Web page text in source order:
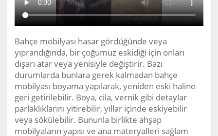
Bahçe mobilyası hasar gördüğünde veya
yıprandığında, bir çoğumuz eskidiği için onları
dışarı atar veya yenisiyle değiştirir. Bazı
durumlarda bunlara gerek kalmadan bahçe
mobilyası boyama yapılarak, yeniden eski haline
geri getirilebilir. Boya, cila, vernik gibi detaylar
parlaklıklarını yitirebilir, yıllar içinde eskiyebilir
veya sökülebilir. Bununla birlikte ahşap
mobilyaların yapısı ve ana materyalleri sağlam